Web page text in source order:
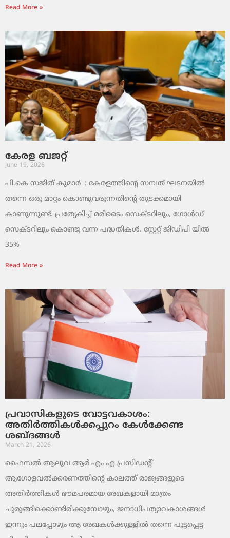
Read More »
കേരള ബജറ്റ്
June 19, 2026
പി.കെ സജിത് കുമാര്‍ : കേരളത്തിന്റെ സമ്പത് ഘടനയിൽ
തന്നെ ഒരു മാറ്റം കൊണ്ടുവരുന്നതിന്റെ തുടക്കമായി
കാണുന്നുണ്ട്. പ്രത്യേകിച്ച് മരിടൈം സെക്ടറിലും, ഗോൾഡ്
സെക്ടറിലും കൊണ്ടു വന്ന പദ്ധതികൾ. സ്റ്റേറ്റ് ജിഡിപി യിൽ
35%
Read More »
പ്രവാസികളുടെ വോട്ടവകാശം:
അതിർത്തികൾക്കപ്പുറം കേൾക്കേണ്ട
ശബ്ദങ്ങൾ
March 21, 2026
ഫൈസൽ ആലുവ ആർ എം എ പ്രസിഡന്റ്
ആഗോളവൽക്കരണത്തിന്റെ കാലത്ത് രാജ്യങ്ങളുടെ
അതിർത്തികൾ ഭൗമപരമായ രേഖകളായി മാത്രം
ചുരുങ്ങിക്കൊണ്ടിരിക്കുമ്പോഴും, ജനാധിപത്യാവകാശങ്ങൾ
ഇന്നും പലപ്പോഴും ആ രേഖകൾക്കുള്ളിൽ തന്നെ പൂട്ടപ്പെട്ട